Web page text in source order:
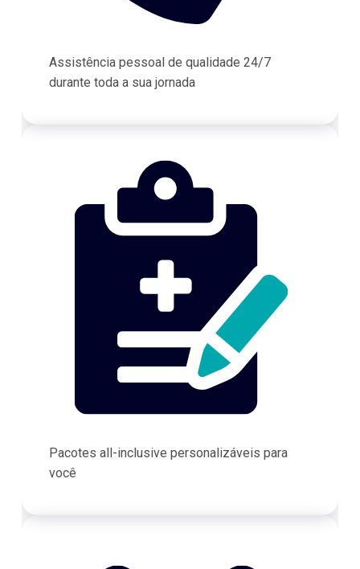
Assistência pessoal de qualidade 24/7
durante toda a sua jornada
Pacotes all-inclusive personalizáveis para
você